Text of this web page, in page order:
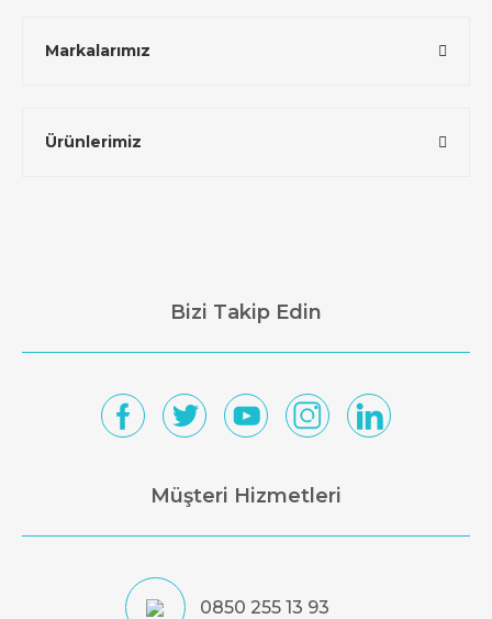
Markalarımız
Ürünlerimiz
Bizi Takip Edin
Müşteri Hizmetleri
0850 255 13 93